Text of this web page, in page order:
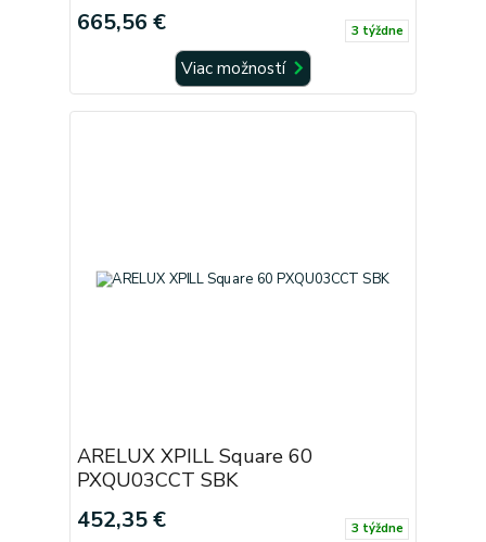
665,56 € 3 týždne
Viac možností
ARELUX XPILL Square 60
PXQU03CCT SBK
452,35 € 3 týždne